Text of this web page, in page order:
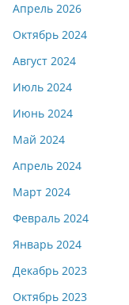
Апрель 2026
Октябрь 2024
Август 2024
Июль 2024
Июнь 2024
Май 2024
Апрель 2024
Март 2024
Февраль 2024
Январь 2024
Декабрь 2023
Октябрь 2023